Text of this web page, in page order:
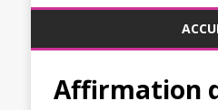
Affirmation